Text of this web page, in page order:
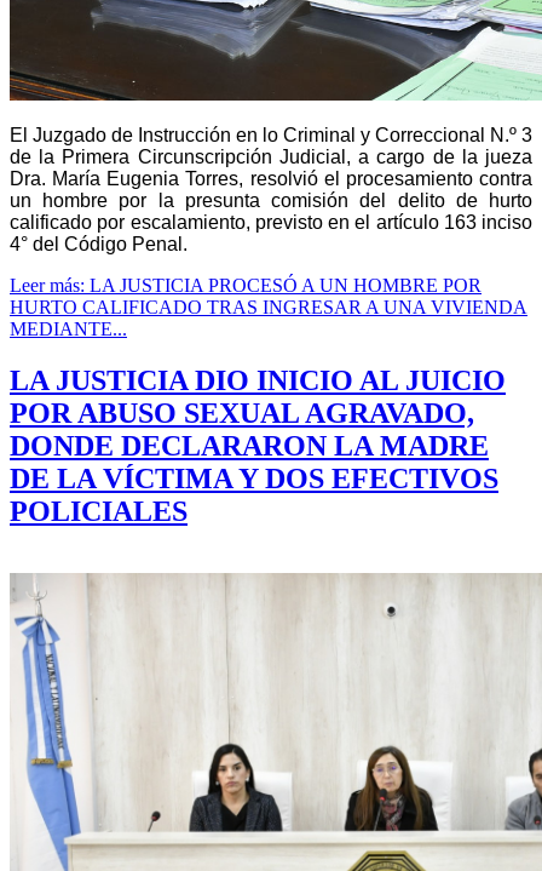
El Juzgado de Instrucción en lo Criminal y Correccional N.º 3
de la Primera Circunscripción Judicial, a cargo de la jueza
Dra. María Eugenia Torres, resolvió el procesamiento contra
un hombre por la presunta comisión del delito de hurto
calificado por escalamiento, previsto en el artículo 163 inciso
4° del Código Penal.
Leer más: LA JUSTICIA PROCESÓ A UN HOMBRE POR
HURTO CALIFICADO TRAS INGRESAR A UNA VIVIENDA
MEDIANTE...
LA JUSTICIA DIO INICIO AL JUICIO
POR ABUSO SEXUAL AGRAVADO,
DONDE DECLARARON LA MADRE
DE LA VÍCTIMA Y DOS EFECTIVOS
POLICIALES